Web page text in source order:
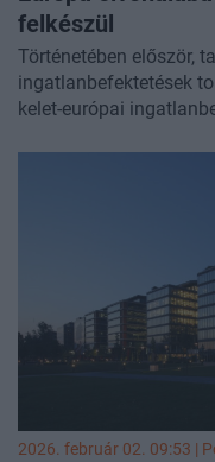
felkészül
Történetében először,
ingatlanbefektetések
kelet-európai
várakozása szerint. A
volumen 2025-ben
előző évi érték
többi országától –
2026. február 02. 09:53 |